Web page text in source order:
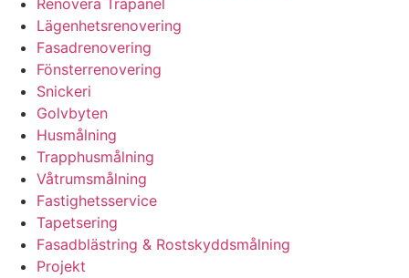
Renovera Träpanel
Lägenhetsrenovering
Fasadrenovering
Fönsterrenovering
Snickeri
Golvbyten
Husmålning
Trapphusmålning
Våtrumsmålning
Fastighetsservice
Tapetsering
Fasadblästring & Rostskyddsmålning
Projekt